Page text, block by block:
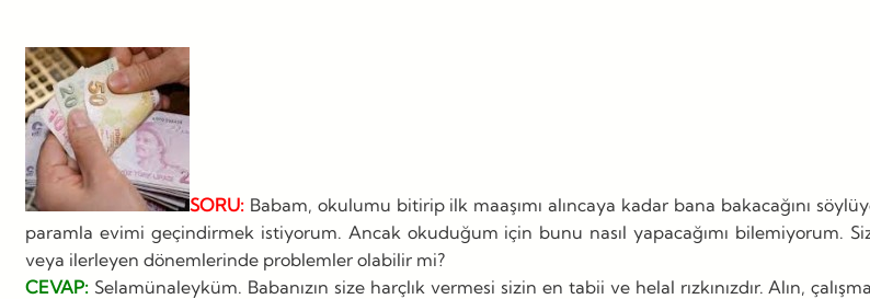
SORU: Babam, okulumu bitirip ilk maaşımı alıncaya kadar bana bakacağını
paramla evimi geçindirmek istiyorum. Ancak okuduğum için bunu nasıl yapacağımı bilemiyorum.
veya ilerleyen dönemlerinde problemler olabilir mi?
CEVAP: Selamünaleyküm. Babanızın size harçlık vermesi sizin en tabii ve helal rızkınızdır. Alın,